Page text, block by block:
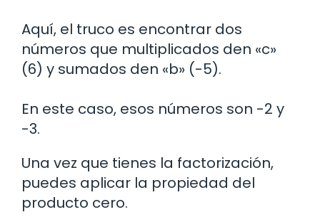
Aquí, el truco es encontrar dos
números que multiplicados den «c»
(6) y sumados den «b» (-5).
En este caso, esos números son -2 y
-3.
Una vez que tienes la factorización,
puedes aplicar la propiedad del
producto cero.